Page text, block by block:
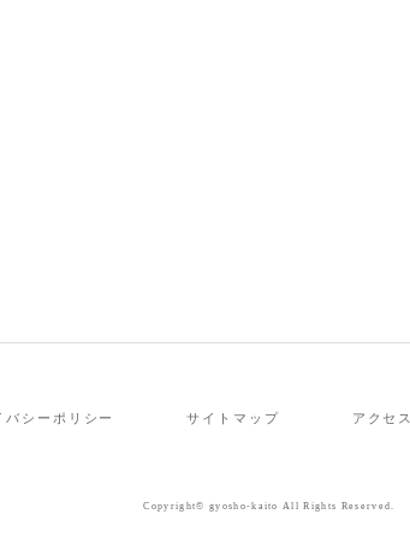
バシーポリシー サイトマップ アクセス
Copyright© gyosho-kaito All Rights Reserved.